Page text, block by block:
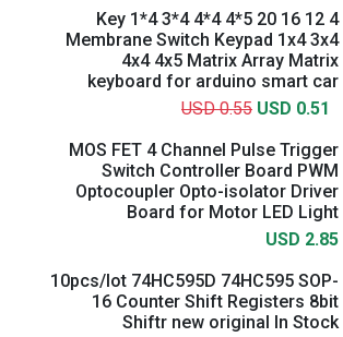
4 12 16 20 Key 1*4 3*4 4*4 4*5
Membrane Switch Keypad 1x4 3x4
4x4 4x5 Matrix Array Matrix
keyboard for arduino smart car
USD 0.55 USD 0.51
MOS FET 4 Channel Pulse Trigger
Switch Controller Board PWM
Optocoupler Opto-isolator Driver
Board for Motor LED Light
USD 2.85
10pcs/lot 74HC595D 74HC595 SOP-
16 Counter Shift Registers 8bit
Shiftr new original In Stock